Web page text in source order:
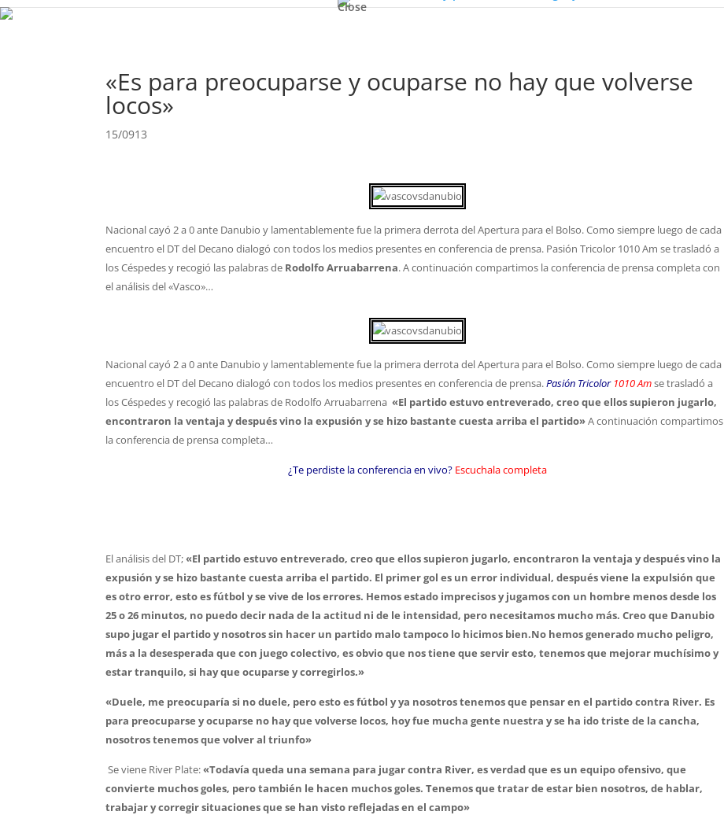
Close
«Es para preocuparse y ocuparse no hay que volverse
locos»
15/0913
Nacional cayó 2 a 0 ante Danubio y lamentablemente fue la primera derrota del Apertura para el Bolso. Como siempre luego de cada
encuentro el DT del Decano dialogó con todos los medios presentes en conferencia de prensa. Pasión Tricolor 1010 Am se trasladó a
los Céspedes y recogió las palabras de Rodolfo Arruabarrena.A continuación compartimos la conferencia de prensa completa con
el análisis del «Vasco»…
Nacional cayó 2 a 0 ante Danubio y lamentablemente fue la primera derrota del Apertura para el Bolso. Como siempre luego de cada
encuentro el DT del Decano dialogó con todos los medios presentes en conferencia de prensa.Pasión Tricolor 1010 Amse trasladó a
los Céspedes y recogió las palabras de Rodolfo Arruabarrena«El partido estuvo entreverado, creo que ellos supieron jugarlo,
encontraron la ventaja y después vino la expusión y se hizo bastante cuesta arriba el partido»A continuación compartimos
la conferencia de prensa completa…
¿Te perdiste la conferencia en vivo? Escuchala completa
El análisis del DT;«El partido estuvo entreverado, creo que ellos supieron jugarlo, encontraron la ventaja y después vino la
expusión y se hizo bastante cuesta arriba el partido. El primer gol es un error individual, después viene la expulsión que
es otro error, esto es fútbol y se vive de los errores. Hemos estado imprecisos y jugamos con un hombre menos desde los
25 o 26 minutos, no puedo decir nada de la actitud ni de le intensidad, pero necesitamos mucho más. Creo que Danubio
supo jugar el partido y nosotros sin hacer un partido malo tampoco lo hicimos bien.No hemos generado mucho peligro,
más a la desesperada que con juego colectivo, es obvio que nos tiene que servir esto, tenemos que mejorar muchísimo y
estar tranquilo, si hay que ocuparse y corregirlos.»
«Duele, me preocuparía si no duele, pero esto es fútbol y ya nosotros tenemos que pensar en el partido contra River. Es
para preocuparse y ocuparse no hay que volverse locos, hoy fue mucha gente nuestra y se ha ido triste de la cancha,
nosotros tenemos que volver al triunfo»
Se viene River Plate:«Todavía queda una semana para jugar contra River, es verdad que es un equipo ofensivo, que
convierte muchos goles, pero también le hacen muchos goles. Tenemos que tratar de estar bien nosotros, de hablar,
trabajar y corregir situaciones que se han visto reflejadas en el campo»